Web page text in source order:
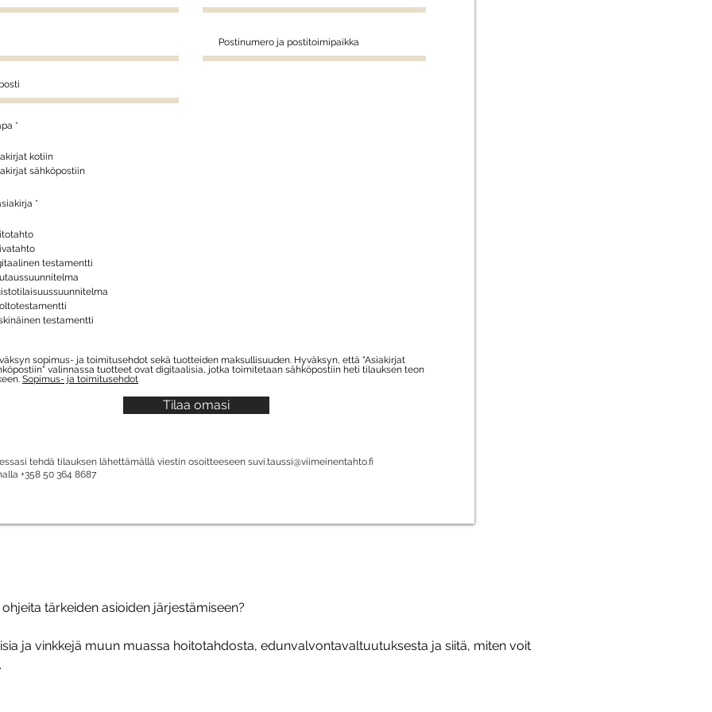
*
kotiin
sähköpostiin
*
i
n
e
n
testamentti
testamentti
sopimus- ja toimitusehdot sekä tuotteiden maksullisuuden. Hyväksyn, että "Asiakirjat
valinnassa tuotteet ovat digitaalisia, jotka toimitetaan sähköpostiin heti tilauksen teon
Sopimus- ja toimitusehdot
Tilaa omasi
tehdä tilauksen lähettämällä viestin osoitteeseen suvi.taussi@viimeinentahto.fi
+358 50 364 8687
tärkeiden asioiden järjestämiseen?
ja vinkkejä muun muassa hoitotahdosta, edunvalvontavaltuutuksesta ja siitä, miten voit